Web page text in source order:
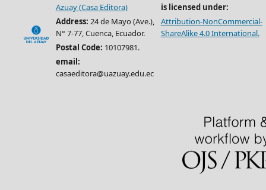
Azuay (Casa Editora)
is licensed under:
Address: 24 de Mayo (Ave.),
N° 7-77, Cuenca, Ecuador.
Attribution-NonCommercial-
ShareAlike 4.0 International.
Postal Code: 10107981.
email:
casaeditora@uazuay.edu.ec